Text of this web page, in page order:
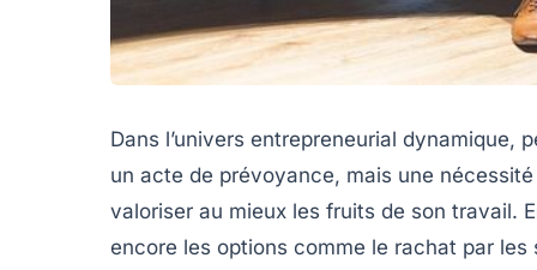
Dans l’univers entrepreneurial dynamique,
un acte de prévoyance, mais une
valoriser au mieux les fruits de son travail.
encore les options comme le rachat par les